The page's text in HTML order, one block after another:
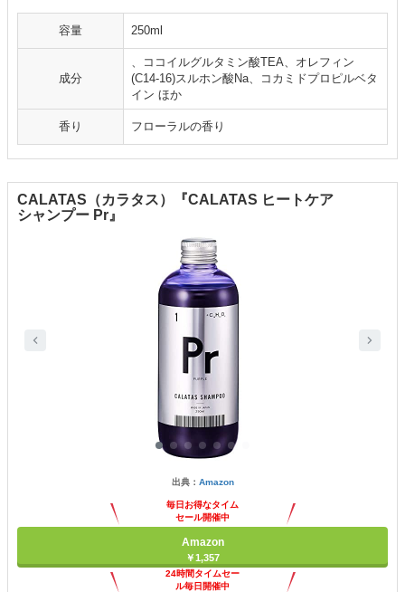
容量 250ml
成分
、ココイルグルタミン酸TEA、オレフィン
(C14-16)スルホン酸Na、コカミドプロピルベタ
イン ほか
香り フローラルの香り
CALATAS（カラタス）『CALATAS ヒートケア
シャンプー Pr』
出典： Amazon
毎日お得なタイム
セール開催中
Amazon
￥1,357
24時間タイムセー
ル毎日開催中